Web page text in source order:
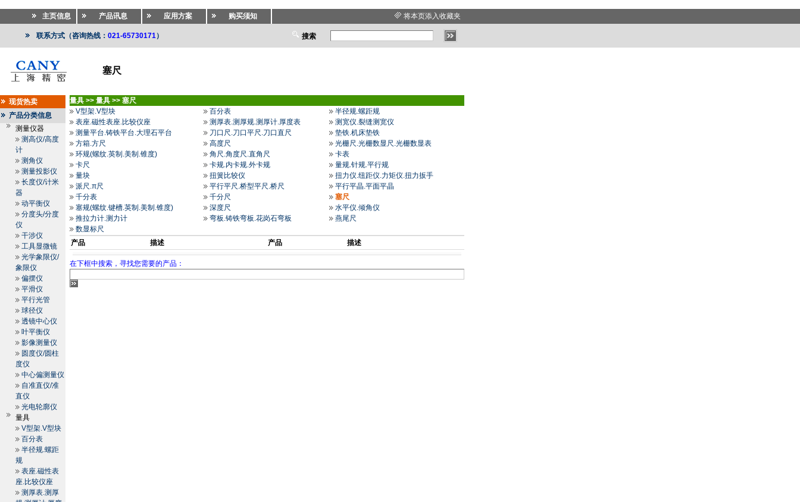
主页信息 产品讯息 应用方案 购买须知 将本页添入收藏夹
联系方式（咨询热线： 021-65730171） 搜索
塞尺
现货热卖
产品分类信息
测量仪器
测高仪/高度
计
测角仪
测量投影仪
长度仪/计米
器
动平衡仪
分度头/分度
仪
干涉仪
工具显微镜
光学象限仪/
象限仪
偏摆仪
平滑仪
平行光管
球径仪
透镜中心仪
叶平衡仪
影像测量仪
圆度仪/圆柱
度仪
中心偏测量仪
自准直仪/准
直仪
光电轮廓仪
量具
V型架.V型块
百分表
半径规.螺距
规
表座.磁性表
座.比较仪座
测厚表.测厚
量具 >> 量具 >> 塞尺
V型架.V型块
百分表
半径规.螺距规
表座.磁性表座.比较仪座
测厚表.测厚规.测厚计.厚度表
测宽仪.裂缝测宽仪
测量平台.铸铁平台.大理石平台
刀口尺.刀口平尺.刀口直尺
垫铁.机床垫铁
方箱.方尺
高度尺
光栅尺.光栅数显尺.光栅数显表
环规(螺纹.英制.美制.锥度)
角尺.角度尺.直角尺
卡表
卡尺
卡规.内卡规.外卡规
量规.针规.平行规
量块
扭簧比较仪
扭力仪.纽距仪.力矩仪.扭力扳手
派尺.π尺
平行平尺.桥型平尺.桥尺
平行平晶.平面平晶
千分表
千分尺
塞尺
塞规(螺纹.键槽.英制.美制.锥度)
深度尺
水平仪.倾角仪
推拉力计.测力计
弯板.铸铁弯板.花岗石弯板
燕尾尺
数显标尺
产品
描述 产品 描述
在下框中搜索，寻找您需要的产品：